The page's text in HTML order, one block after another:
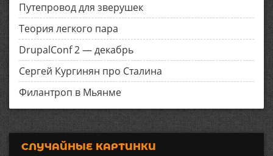
Путепровод для зверушек
Теория легкого пара
DrupalConf 2 — декабрь
Сергей Кургинян про Сталина
Филантроп в Мьянме
СЛУЧАЙНЫЕ КАРТИНКИ